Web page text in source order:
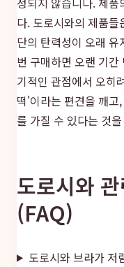
다. 도로시와의 제품
단의 탄력성이 오래
번 구매하면 오랜 기
기적인 관점에서 오히
떡'이라는 편견을 깨고,
를 가질 수 있다는 것
도로시와
(FAQ)
도로시와 브라가 저